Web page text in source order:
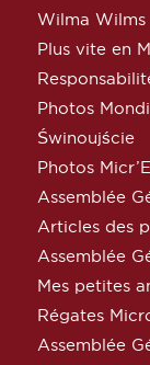
Wilma Wilms
Plus vite en
Photos
Świnoujście
Photos
Assemblée
Articles des
Assemblée
Mes petites
Régates
Assemblée